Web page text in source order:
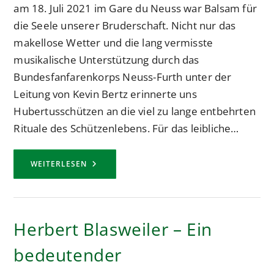
am 18. Juli 2021 im Gare du Neuss war Balsam für
die Seele unserer Bruderschaft. Nicht nur das
makellose Wetter und die lang vermisste
musikalische Unterstützung durch das
Bundesfanfarenkorps Neuss-Furth unter der
Leitung von Kevin Bertz erinnerte uns
Hubertusschützen an die viel zu lange entbehrten
Rituale des Schützenlebens. Für das leibliche…
WEITERLESEN LANG
CHARGIERTENVERSAMMLUNG
DEN
HUBERTUSKORPS
Herbert Blasweiler – Ein
bedeutender